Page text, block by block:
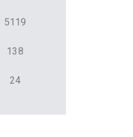
5119
138
24